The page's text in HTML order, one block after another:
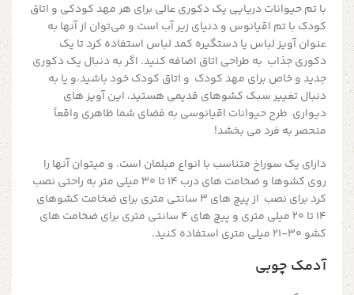
با تم حیوانات دریایی یک دکوری عالی برای هر مهد کودکی و اتاق
کودک با تم اقیانوس و دنیای زیر آب است و می‌توان از آنها به
عنوان آویز لباس یا دستگیره کمد لباس استفاده کرد تا یک
دکوری جذاب به طراحی اتاق اضافه کنید. اگر به دنبال یک دکوری
جدید و خاص برای مهد کودک و اتاق کودک خود باشید،و یا به
دنبال تغییر سبک کشوهای قدیمی هستید، این آویز های
دیواری طرح حیوانات اقیانوسی به فضای شما ظاهری واقعاً
منحصر به فرد می بخشد!
دارای یک سوراخ متناسب با انواع مبلمان است. و میتوان آنها را
روی کشوها و ضخامت های درب 14 تا 30 میلی متر به راحتی نصب
کرد برای نصب از پیچ های 3 سانتی متری برای ضخامت کشوهای
14 تا 20 میلی متری و پیچ های 4 سانتی متری برای ضخامت های
کشو 30-21 میلی متری استفاده کنید.
آدمک چوبی